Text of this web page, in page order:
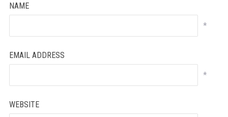
NAME
*
EMAIL ADDRESS
*
WEBSITE